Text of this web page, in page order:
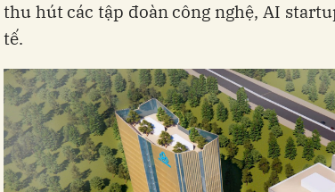
thu hút các tập đoàn công nghệ, AI
tế.